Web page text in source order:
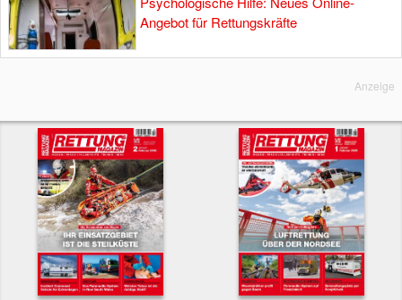
Angebot für Rettungskräfte
Anzeige